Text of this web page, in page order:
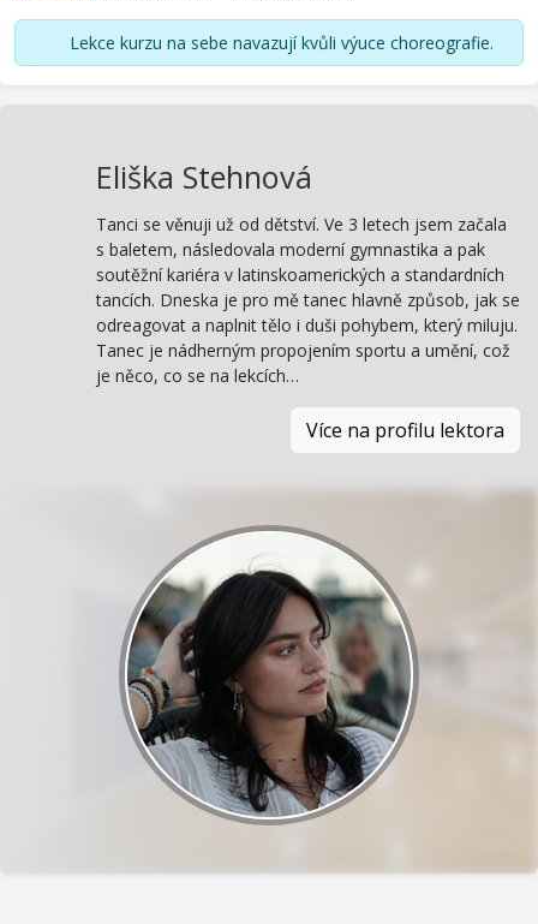
Lekce kurzu na sebe navazují kvůli výuce choreografie.
Eliška Stehnová
Tanci se věnuji už od dětství. Ve 3 letech jsem začala
s baletem, následovala moderní gymnastika a pak
soutěžní kariéra v latinskoamerických a standardních
tancích. Dneska je pro mě tanec hlavně způsob, jak se
odreagovat a naplnit tělo i duši pohybem, který miluju.
Tanec je nádherným propojením sportu a umění, což
je něco, co se na lekcích…
Více na profilu lektora